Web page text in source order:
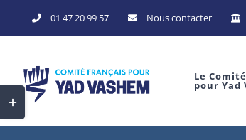
01 47 20 99 57 Nous contacter
Le
pour Yad